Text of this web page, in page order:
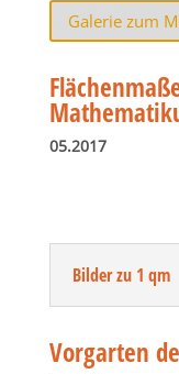
Galerie zum
05.2017
Bilder zu 1 qm
Vorgarten